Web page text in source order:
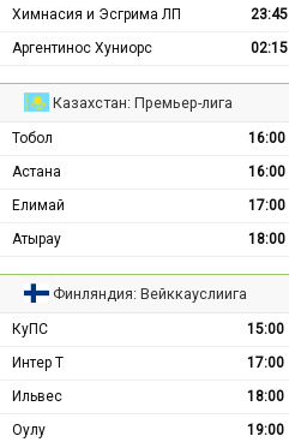
Химнасия и Эсгрима ЛП
23:45
Аргентинос Хуниорс
02:15
Казахстан: Премьер-лига
Тобол 16:00
Астана
16:00
Елимай
17:00
Атырау
18:00
Финляндия: Вейккауслиига
КуПС 15:00
Интер Т
17:00
Ильвес
18:00
Оулу
19:00